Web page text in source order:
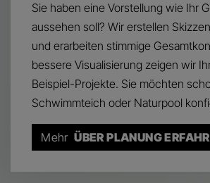
Sie haben eine Vorstellung wie Ihr
aussehen soll? Wir erstellen
und erarbeiten stimmige
bessere Visualisierung zeigen wir
Beispiel-Projekte. Sie möchten
Schwimmteich oder Naturpool
Mehr ÜBER PLANUNG